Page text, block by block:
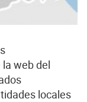
web del
locales